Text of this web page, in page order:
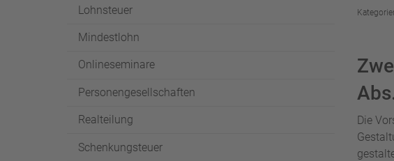
Lohnsteuer
Mindestlohn
Onlineseminare
Personengesellschaften
Realteilung
Schenkungsteuer
Die